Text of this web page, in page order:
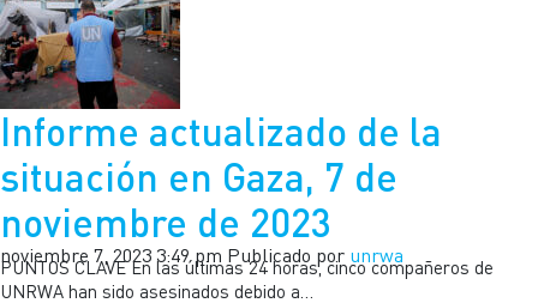
Informe actualizado de la
situación en Gaza, 7 de
noviembre de 2023
noviembre 7, 2023 3:49 pm Publicado por unrwa
PUNTOS CLAVE En las últimas 24 horas, cinco compañeros de
UNRWA han sido asesinados debido a…